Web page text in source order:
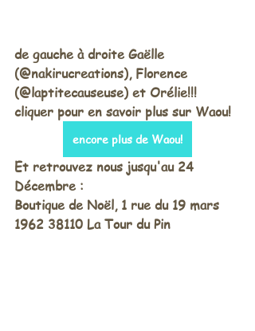
de gauche à droite Gaëlle
(@nakirucreations), Florence
(@laptitecauseuse) et Orélie!!!
cliquer pour en savoir plus sur Waou!
encore plus de Waou!
Et retrouvez nous jusqu'au 24
Décembre :
Boutique de Noël, 1 rue du 19 mars
1962 38110 La Tour du Pin